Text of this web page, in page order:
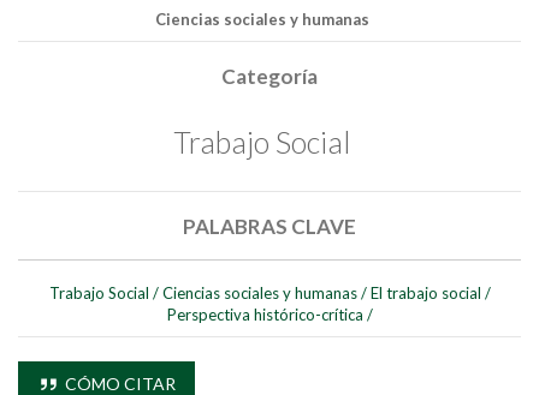
Ciencias sociales y humanas
Categoría
Trabajo Social
PALABRAS CLAVE
Trabajo Social / Ciencias sociales y humanas / El trabajo social /
Perspectiva histórico-crítica /
CÓMO CITAR